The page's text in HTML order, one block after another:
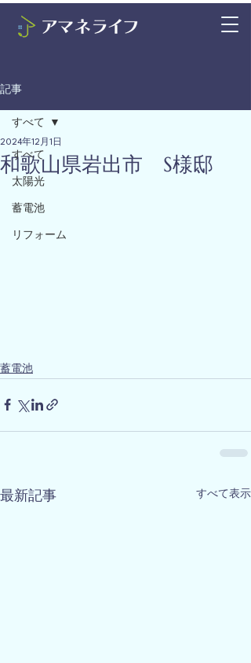
記事
すべて
太陽光
蓄電池
リフォーム
すべて
和歌山県岩出市 S様邸
2024年12月1日
蓄電池
最新記事 すべて表示